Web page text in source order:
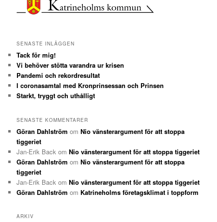
SENASTE INLÄGGEN
Tack för mig!
Vi behöver stötta varandra ur krisen
Pandemi och rekordresultat
I coronasamtal med Kronprinsessan och Prinsen
Starkt, tryggt och uthålligt
SENASTE KOMMENTARER
Göran Dahlström omNio vänsterargument för att stoppa
tiggeriet
Jan-Erik Back omNio vänsterargument för att stoppa tiggeriet
Göran Dahlström omNio vänsterargument för att stoppa
tiggeriet
Jan-Erik Back omNio vänsterargument för att stoppa tiggeriet
Göran Dahlström om Katrineholms företagsklimat i toppform
ARKIV